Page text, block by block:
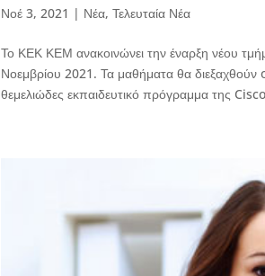
Νοέ 3, 2021 | Νέα, Τελευταία Νέα
Το ΚΕΚ ΚΕΜ ανακοινώνει την έναρξη νέου
Νοεμβρίου 2021. Τα μαθήματα θα
θεμελιώδες εκπαιδευτικό πρόγραμμα της